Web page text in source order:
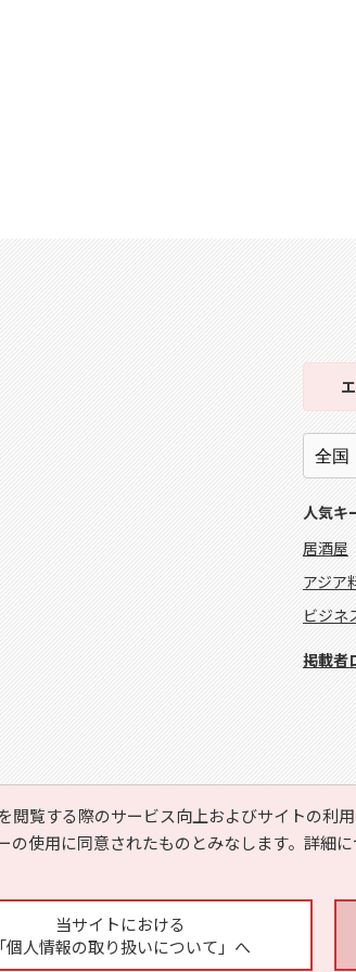
閲覧する際のサービス向上およびサイトの
使用に同意されたものとみなします。詳細に
当サイトにおける
「個人情報の取り扱いについて」へ
人気キ
居酒屋
アジア
ビジネ
掲載者
Copyright © HYOJITO.Co.,Ltd.